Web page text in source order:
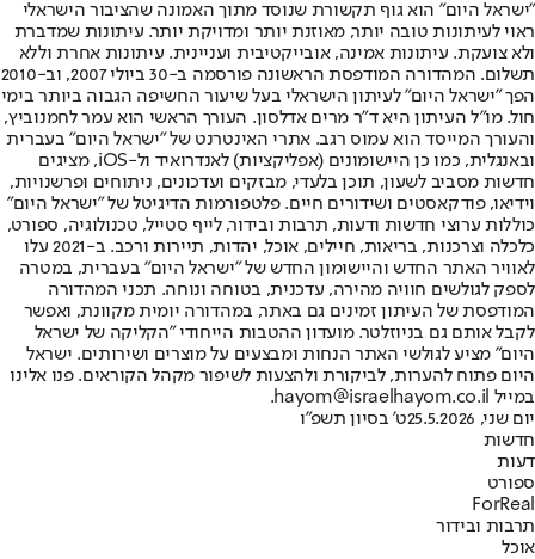
"ישראל היום" הוא גוף תקשורת שנוסד מתוך האמונה שהציבור הישראלי
ראוי לעיתונות טובה יותר, מאוזנת יותר ומדויקת יותר. עיתונות שמדברת
ולא צועקת. עיתונות אמינה, אובייקטיבית ועניינית. עיתונות אחרת וללא
תשלום. המהדורה המודפסת הראשונה פורסמה ב-30 ביולי 2007, וב-2010
הפך "ישראל היום" לעיתון הישראלי בעל שיעור החשיפה הגבוה ביותר בימי
חול. מו"ל העיתון היא ד"ר מרים אדלסון. העורך הראשי הוא עמר לחמנוביץ,
והעורך המייסד הוא עמוס רגב. אתרי האינטרנט של "ישראל היום" בעברית
ובאנגלית, כמו כן היישומונים (אפליקציות) לאנדרואיד ול-iOS, מציגים
חדשות מסביב לשעון, תוכן בלעדי, מבזקים ועדכונים, ניתוחים ופרשנויות,
וידיאו, פודקאסטים ושידורים חיים. פלטפורמות הדיגיטל של "ישראל היום"
כוללות ערוצי חדשות ודעות, תרבות ובידור, לייף סטייל, טכנולוגיה, ספורט,
כלכלה וצרכנות, בריאות, חיילים, אוכל, יהדות, תיירות ורכב. ב-2021 עלו
לאוויר האתר החדש והיישומון החדש של "ישראל היום" בעברית, במטרה
לספק לגולשים חוויה מהירה, עדכנית, בטוחה ונוחה. תכני המהדורה
המודפסת של העיתון זמינים גם באתר, במהדורה יומית מקוונת, ואפשר
לקבל אותם גם בניוזלטר. מועדון ההטבות הייחודי "הקליקה של ישראל
היום" מציע לגולשי האתר הנחות ומבצעים על מוצרים ושירותים. ישראל
היום פתוח להערות, לביקורת ולהצעות לשיפור מקהל הקוראים. פנו אלינו
במייל hayom@israelhayom.co.il.
יום שני, 25.5.2026
ט' בסיון תשפ"ו
חדשות
דעות
ספורט
ForReal
תרבות ובידור
אוכל